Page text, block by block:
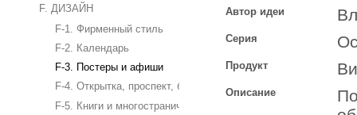
F. ДИЗАЙН
F-1. Фирменный стиль
F-2. Календарь
F-3. Постеры и афиши
F-4. Открытка, проспект, буклет
F-5. Книги и многостраничные издания
Автор идеи
Серия
Продукт
Описание